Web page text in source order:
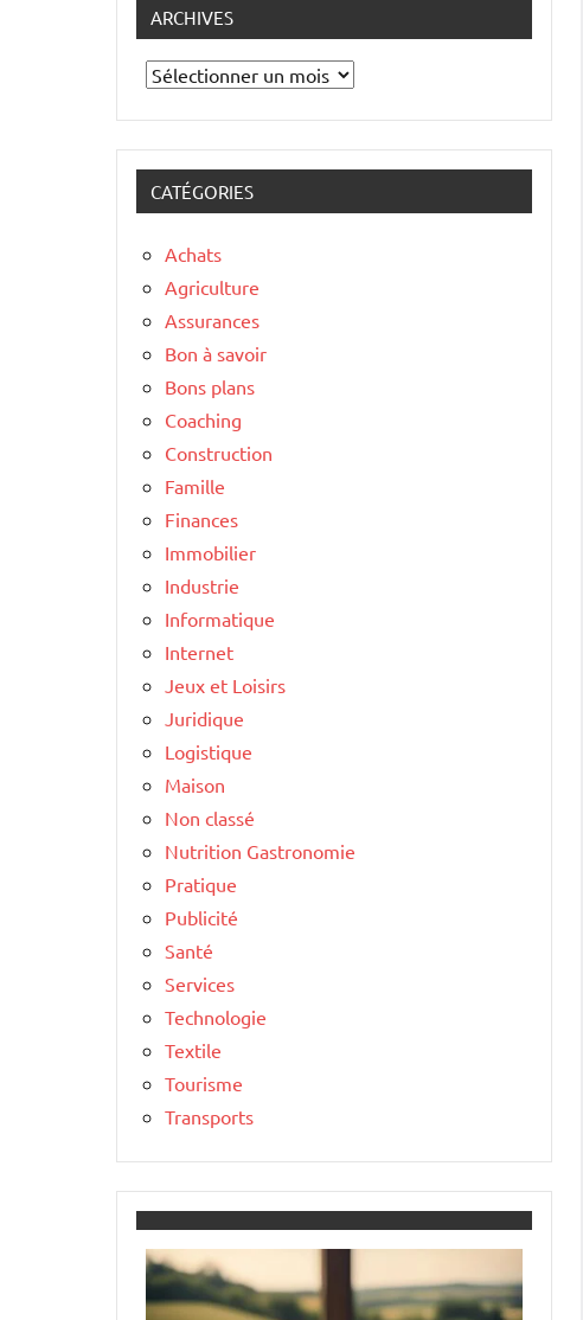
ARCHIVES
Archives
CATÉGORIES
Achats
Agriculture
Assurances
Bon à savoir
Bons plans
Coaching
Construction
Famille
Finances
Immobilier
Industrie
Informatique
Internet
Jeux et Loisirs
Juridique
Logistique
Maison
Non classé
Nutrition Gastronomie
Pratique
Publicité
Santé
Services
Technologie
Textile
Tourisme
Transports